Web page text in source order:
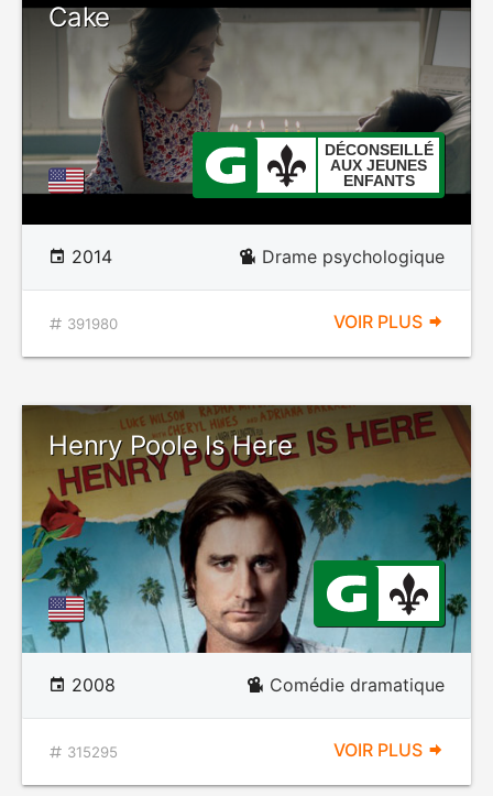
Cake
DÉCONSEILLÉ
AUX JEUNES
ENFANTS
2014 Drame psychologique
391980 VOIR PLUS
Henry Poole Is Here
2008 Comédie dramatique
315295 VOIR PLUS